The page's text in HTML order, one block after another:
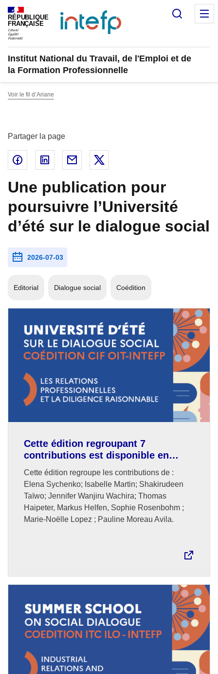
Panneau de gestion des cookies
RÉPUBLIQUE
FRANÇAISE
Institut National du Travail, de l'Emploi et de
la Formation Professionnelle
Voir le fil d’Ariane
Partager la page
Partager sur Facebook - nouvelle fenêtre
Partager sur Linked In - nouvelle fenêtre
Partager par email - nouvelle fenêtre
Une publication pour
poursuivre l’Université
d’été sur le dialogue social
2026-07-03
Editorial Dialogue social Coédition
Cette édition regroupant 7
contributions est disponible en
français.
Cette édition regroupe les contributions de :
Elena Sychenko; Isabelle Martin; Shakirudeen
Taïwo; Jennifer Wanjiru Wachira; Thomas
Haipeter, Markus Helfen, Sophie Rosenbohm ;
Marie-Noëlle Lopez ; Pauline Moreau Avila.